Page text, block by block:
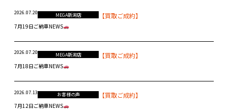
2026.07.20 MEGA新潟店 【買取ご成約】
7月19日ご納車NEWS
2026.07.20 MEGA新潟店 【買取ご成約】
7月18日ご納車NEWS
2026.07.13 お客様の声 【買取ご成約】
7月12日ご納車NEWS